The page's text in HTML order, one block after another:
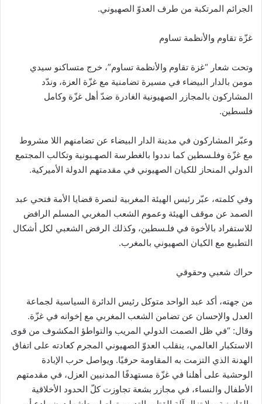
الجرائم المرتكبة من طرف العدوّ الصهيوني.
غزّة تقاوم والأنظمة تساوم
وتحت شعار “غزة تقاوم والأنظمة تساوم”، خرج متساكنو سيدي
مومن بالدار البيضاء في مسيرة تضامنية مع غزّة العزة، وندّد
المشاركون بالمجازر الصهيونية الغادرة ضدّ أهل غزّة وكامل
فلسطين.
وعبّر المشاركون في مدينة الدار البيضاء عن تضامنهم اللا مشروط
مع غزّة وفلـسطين كما نددوا بالغطرسة الصهـيونية وتكالب المجتمع
الدولي المنحاز للكيان الصهيوني في مقدمتهم الدولة الأميركية.
وفي كلمته، عبّر رئيس الهيئة المغربية لنصرة قضايا الأمة فتحي عبد
الصمد عن موقف الهيئة وعموم الشعب المغربي المسلم الرافض
للاستفراد بالأخوة في فلـسطين، وكذلك الرفض الشعبي لكل أشكال
التطبيع مع الكيان الصهيوني بالمغرب.
حراك شعبي وحقوقي
من جهته، أكد عبد الواحد متوكل رئيس الدائرة السياسية لجماعة
العدل والإحسان عن تضامن الشعب المغربي مع إخوانه في غزّة.
وقال: “في ظل الصمت الدولي المريب والتواطؤ المكشوف من قوى
الاستكبار العالمي، ينقلب العدوّ الصهيوني المجرم كعادته على اتفاق
الهدنة الذي التزمت به المقاومة حرفيًا. ويواصل حرب الإبادة
الوحشية على أهلنا في غزّة مستهدفًا المدنيين العزل، في مقدمتهم
الأطفال والنساء، في مجازر بشعة تجاوزت كلّ الحدود الأخلاقية